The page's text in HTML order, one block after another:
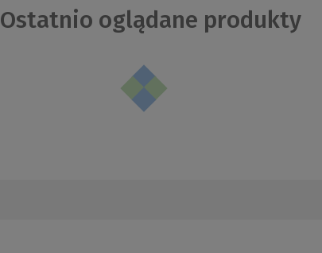
Ostatnio oglądane produkty